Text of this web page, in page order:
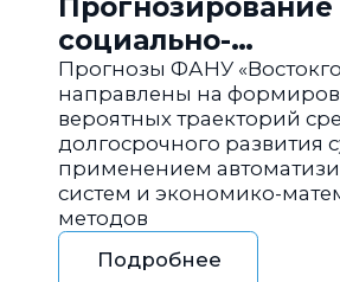
социально-
экономического
региона РФ
Прогнозы ФАНУ
направлены на
вероятных траекторий
долгосрочного развития
применением
систем и экономико-
методов
Подробнее